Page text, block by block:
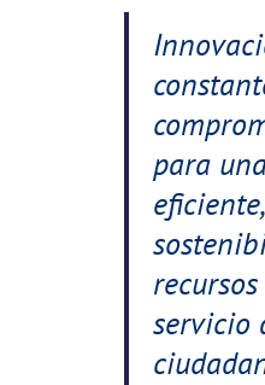
para
servicio